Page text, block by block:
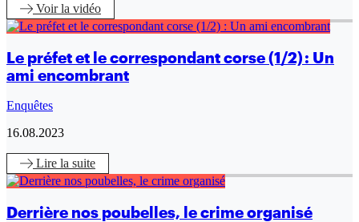
Voirla vidéo
Le préfet et le correspondant corse (1/2) : Un
ami encombrant
Enquêtes
16.08.2023
Lire la suite
Derrière nos poubelles, le crime organisé